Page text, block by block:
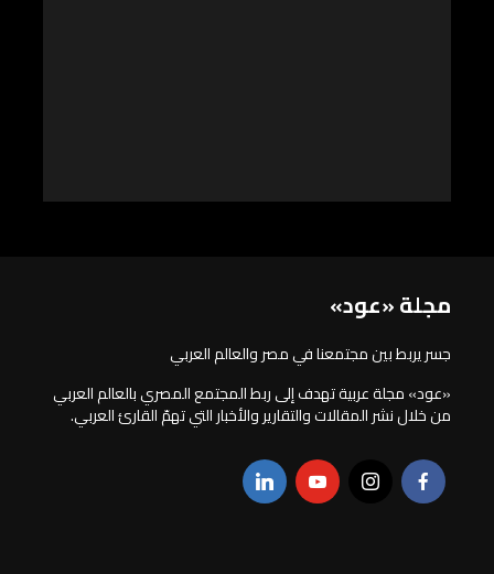
مجلة «عود»
جسر يربط بين مجتمعنا في مصر والعالم العربي
«عود» مجلة عربية تهدف إلى ربط المجتمع المصري بالعالم العربي
من خلال نشر المقالات والتقارير والأخبار التي تهمّ القارئ العربي.